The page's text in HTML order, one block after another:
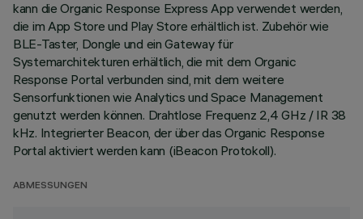
kann die Organic Response Express App verwendet werden,
die im App Store und Play Store erhältlich ist. Zubehör wie
BLE-Taster, Dongle und ein Gateway für
Systemarchitekturen erhältlich, die mit dem Organic
Response Portal verbunden sind, mit dem weitere
Sensorfunktionen wie Analytics und Space Management
genutzt werden können. Drahtlose Frequenz 2,4 GHz / IR 38
kHz. Integrierter Beacon, der über das Organic Response
Portal aktiviert werden kann (iBeacon Protokoll).
ABMESSUNGEN